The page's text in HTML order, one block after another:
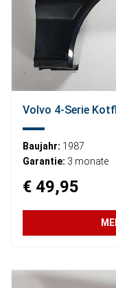
Volvo 4-Serie
Baujahr: 1987
Garantie: 3 monate
€ 49,95